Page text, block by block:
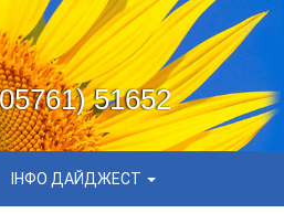
51652
ІНФО ДАЙДЖЕСТ